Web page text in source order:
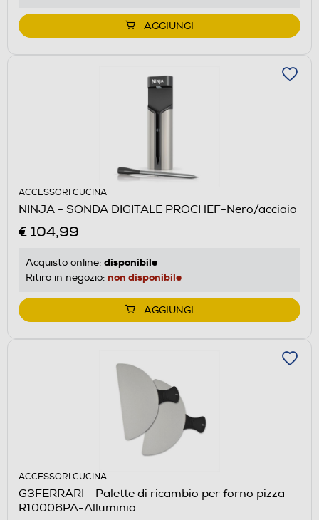
AGGIUNGI
ACCESSORI CUCINA
NINJA - SONDA DIGITALE PROCHEF-Nero/acciaio
€ 104,99
Acquisto online: disponibile
Ritiro in negozio: non disponibile
AGGIUNGI
ACCESSORI CUCINA
G3FERRARI - Palette di ricambio per forno pizza
R10006PA-Alluminio